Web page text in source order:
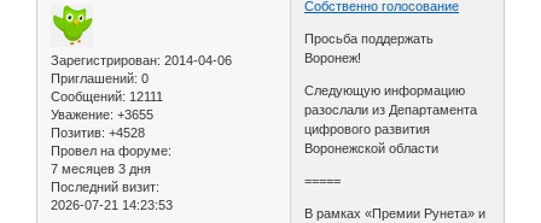
Зарегистрирован: 2014-04-06
Приглашений: 0
Сообщений: 12111
Уважение: +3655
Позитив: +4528
Провел на форуме:
7 месяцев 3 дня
Последний визит:
2026-07-21 14:23:53
Собственно голосование
Просьба поддержать
Воронеж!
Следующую информацию
разослали из Департамента
цифрового развития
Воронежской области
=====
В рамках «Премии Рунета» и